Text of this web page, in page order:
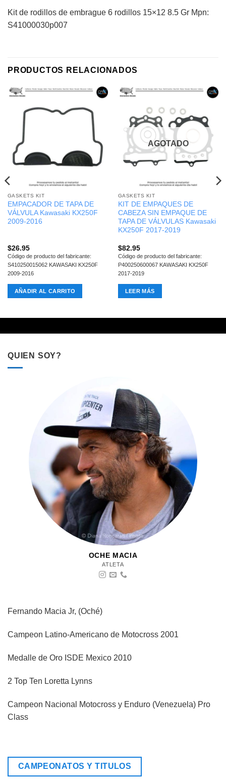
Kit de rodillos de embrague 6 rodillos 15×12 8.5 Gr Mpn:
S41000030p007
PRODUCTOS RELACIONADOS
GASKETS KIT
EMPACADOR DE TAPA DE
VÁLVULA Kawasaki KX250F
2009-2016
$26.95
Código de producto del fabricante:
S410250015062 KAWASAKI KX250F
2009-2016
AÑADIR AL CARRITO
AGOTADO
GASKETS KIT
KIT DE EMPAQUES DE
CABEZA SIN EMPAQUE DE
TAPA DE VÁLVULAS Kawasaki
KX250F 2017-2019
$82.95
Código de producto del fabricante:
P400250600067 KAWASAKI KX250F
2017-2019
LEER MÁS
QUIEN SOY?
OCHE MACIA
ATLETA
Fernando Macia Jr, (Oché)
Campeon Latino-Americano de Motocross 2001
Medalle de Oro ISDE Mexico 2010
2 Top Ten Loretta Lynns
Campeon Nacional Motocross y Enduro (Venezuela) Pro
Class
CAMPEONATOS Y TITULOS